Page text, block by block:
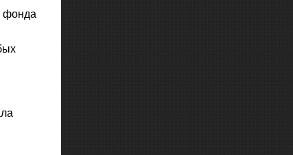
фонда